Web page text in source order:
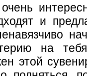
очень
и
на
этой